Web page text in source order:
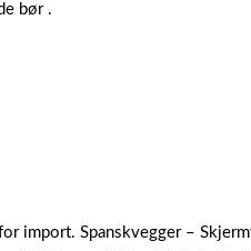
bør .
import. Spanskvegger –